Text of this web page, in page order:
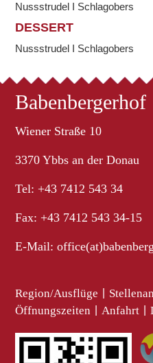
Nussstrudel I Schlagobers
DESSERT
Nussstrudel I Schlagobers
Babenbergerhof
Wiener Straße 10
3370 Ybbs an der Donau
Tel: +43 7412 543 34
Fax: +43 7412 543 34-15
E-Mail:
Region/Ausflüge
Öffnungszeiten Anfahrt